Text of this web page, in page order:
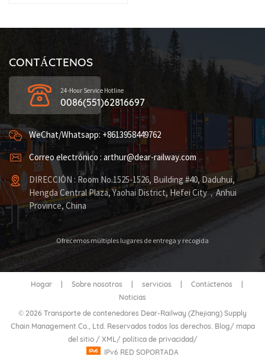
CONTÁCTENOS
24-Hour Service Hotline
0086(551)62816697
WeChat/Whatsapp: +8613958449762
Correo electrónico : arthur@dear-railway.com
DIRECCIÓN : Room No.1525-1526, Building #40, Daduhui,
Hengda Central Plaza, Yaohai District, Hefei City，Anhui
Province, China
Ofrecemos múltiples lugares de entrega y recogida
Hogar Sobre nosotros servicios Contáctenos
Noticias
© 2026 Transporte de contenedores Dear-Railway (Zhejiang) Supply
Chain Management Co., Ltd. Reservados todos los derechos. Blog/ mapa
del sitio / XML/ política de privacidad/
IPv6 RED SOPORTADA